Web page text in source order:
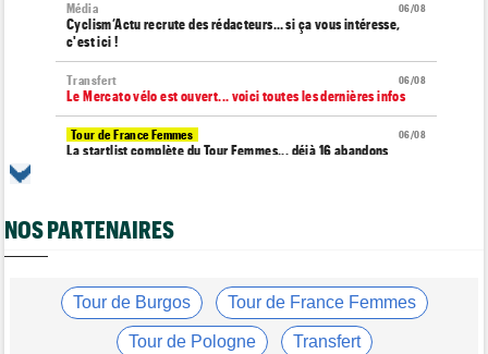
06/08
Média
Cyclism’Actu recrute des rédacteurs… si ça vous intéresse,
c'est ici !
06/08
Transfert
Le Mercato vélo est ouvert... voici toutes les dernières infos
06/08
Tour de France Femmes
La startlist complète du Tour Femmes... déjà 16 abandons
Tour du Portugal
06/08
Tour de Pologne
Bart Lemmen : "J'attendais cette 1ère victoire depuis
longtemps"
NOS PARTENAIRES
Tour de Burgos Tour de France Femmes
Tour de Pologne Transfert